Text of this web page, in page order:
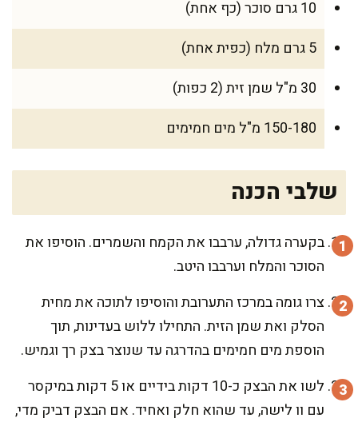
10 גרם סוכר (כף אחת)
5 גרם מלח (כפית אחת)
30 מ"ל שמן זית (2 כפות)
150-180 מ"ל מים חמימים
שלבי הכנה
בקערה גדולה, ערבבו את הקמח והשמרים. הוסיפו את
הסוכר והמלח וערבבו היטב.
צרו גומה במרכז התערובת והוסיפו לתוכה את מחית
הסלק ואת שמן הזית. התחילו ללוש בעדינות, תוך
הוספת מים חמימים בהדרגה עד שנוצר בצק רך וגמיש.
לשו את הבצק כ-10 דקות בידיים או 5 דקות במיקסר
עם וו לישה, עד שהוא חלק ואחיד. אם הבצק דביק מדי,